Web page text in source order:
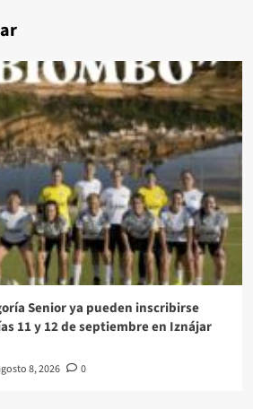
Senior ya pueden inscribirse
11 y 12 de septiembre en Iznájar
8, 2026 0